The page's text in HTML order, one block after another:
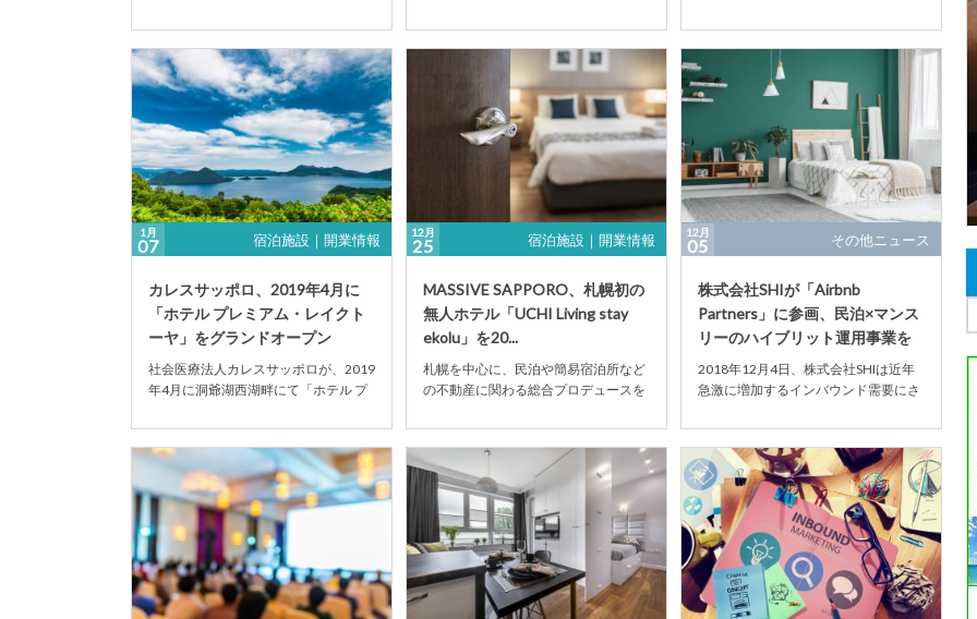
プンすることを...
し、農林水産業等の我が...
1月
07 宿泊施設｜開業情報
カレスサッポロ、2019年4月に
「ホテル プレミアム・レイクト
ーヤ」をグランドオープン
社会医療法人カレスサッポロが、2019
年4月に洞爺湖西湖畔にて「ホテル プ
ことが分かっ...
12月
25 宿泊施設｜開業情報
MASSIVE SAPPORO、札幌初の
無人ホテル「UCHI Living stay
ekolu」を20...
札幌を中心に、民泊や簡易宿泊所など
の不動産に関わる総合プロデュースを
SAPPORO（マ...
12月
05 その他ニュース
株式会社SHIが「Airbnb
Partners」に参画、民泊×マンス
リーのハイブリット運用事業を
札幌で...
2018年12月4日、株式会社SHIは近年
急激に増加するインバウンド需要にさ